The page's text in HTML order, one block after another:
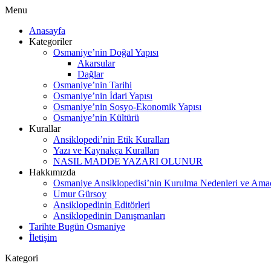
Menu
Anasayfa
Kategoriler
Osmaniye’nin Doğal Yapısı
Akarsular
Dağlar
Osmaniye’nin Tarihi
Osmaniye’nin İdari Yapısı
Osmaniye’nin Sosyo-Ekonomik Yapısı
Osmaniye’nin Kültürü
Kurallar
Ansiklopedi’nin Etik Kuralları
Yazı ve Kaynakça Kuralları
NASIL MADDE YAZARI OLUNUR
Hakkımızda
Osmaniye Ansiklopedisi’nin Kurulma Nedenleri ve
Umur Gürsoy
Ansiklopedinin Editörleri
Ansiklopedinin Danışmanları
Tarihte Bugün Osmaniye
İletişim
Kategori